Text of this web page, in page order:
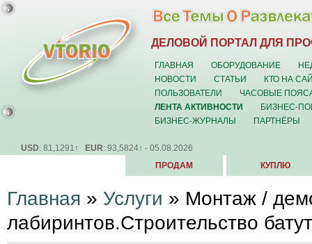
ДЕЛОВОЙ ПОРТАЛ ДЛЯ
ГЛАВНАЯ ОБОРУДОВАНИЕ
НОВОСТИ
СТАТЬИ
КТО НА
ПОЛЬЗОВАТЕЛИ
ЧАСОВЫЕ
ЛЕНТА АКТИВНОСТИ
БИЗНЕС-
БИЗНЕС-ЖУРНАЛЫ
ПАРТНЁРЫ
USD: 81,1291↑ EUR: 93,5824↑ - 05.08.2026
ПРОДАМ КУПЛЮ
Главная » Услуги » Монтаж /
лабиринтов.Строительство